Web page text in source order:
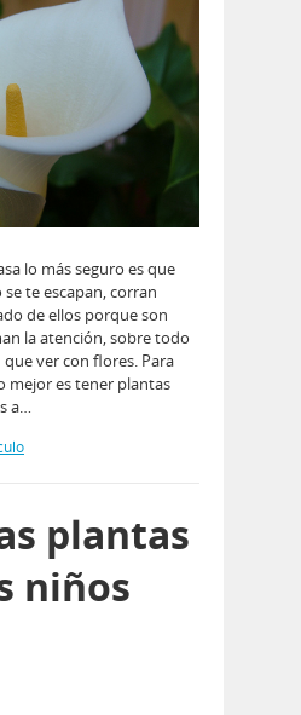
lo más seguro es que
te escapan, corran
de ellos porque son
la atención, sobre todo
ver con flores. Para
mejor es tener plantas
a…
plantas
niños